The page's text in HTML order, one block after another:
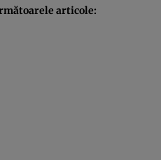
articole: